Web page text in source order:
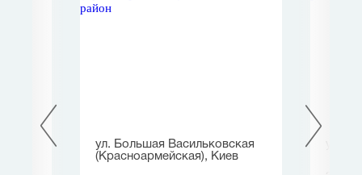
ул. Большая Васильковская
(Красноармейская), Киев